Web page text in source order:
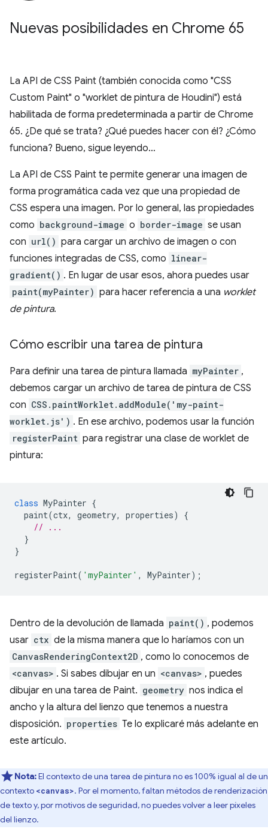
Nuevas posibilidades en Chrome 65
La API de CSS Paint (también conocida como "CSS
Custom Paint" o "worklet de pintura de Houdini") está
habilitada de forma predeterminada a partir de Chrome
65. ¿De qué se trata? ¿Qué puedes hacer con él? ¿Cómo
funciona? Bueno, sigue leyendo…
La API de CSS Paint te permite generar una imagen de
forma programática cada vez que una propiedad de
CSS espera una imagen. Por lo general, las propiedades
como background-image o border-image se usan
con url() para cargar un archivo de imagen o con
funciones integradas de CSS, como linear-
gradient() . En lugar de usar esos, ahora puedes usar
paint(myPainter) para hacer referencia a una worklet
de pintura.
Cómo escribir una tarea de pintura
Para definir una tarea de pintura llamada myPainter ,
debemos cargar un archivo de tarea de pintura de CSS
con CSS.paintWorklet.addModule('my-paint-
worklet.js') . En ese archivo, podemos usar la función
registerPaint para registrar una clase de worklet de
pintura:
class MyPainter {
paint(ctx, geometry, properties)
{
// ...
}
}
registerPaint( 'myPainter' , MyPainter);
Dentro de la devolución de llamada paint() , podemos
usar ctx de la misma manera que lo haríamos con un
CanvasRenderingContext2D , como lo conocemos de
<canvas> . Si sabes dibujar en un <canvas> , puedes
dibujar en una tarea de Paint. geometry nos indica el
ancho y la altura del lienzo que tenemos a nuestra
disposición. properties Te lo explicaré más adelante en
este artículo.
Nota:El contexto de una tarea de pintura no es 100% igual al de un
contexto <canvas>. Por el momento, faltan métodos de renderización
de texto y, por motivos de seguridad, no puedes volver a leer píxeles
del lienzo.